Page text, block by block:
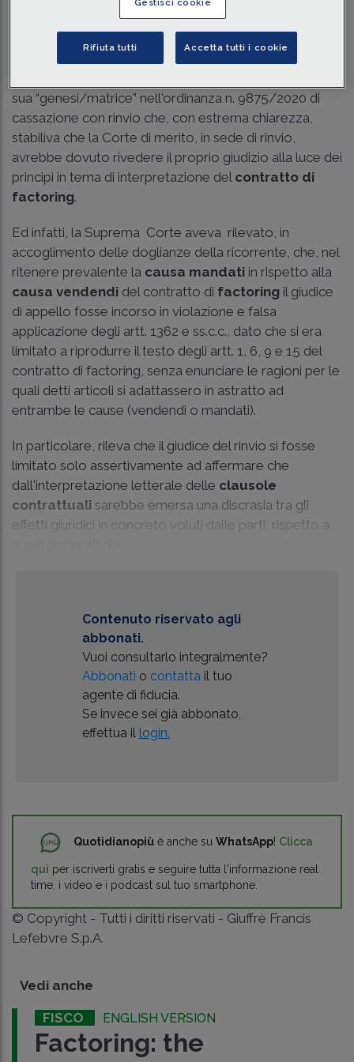
sua “genesi/matrice” nell'ordinanza n. 9875/2020 di
cassazione con rinvio che, con estrema chiarezza,
stabiliva che la Corte di merito, in sede di rinvio,
avrebbe dovuto rivedere il proprio giudizio alla luce dei
principi in tema di interpretazione del contratto di
factoring.
Ed infatti, la Suprema Corte aveva rilevato, in
accoglimento delle doglianze della ricorrente, che, nel
ritenere prevalente la causa mandati in rispetto alla
causa vendendi del contratto di factoring il giudice
di appello fosse incorso in violazione e falsa
applicazione degli artt. 1362 e ss.c.c., dato che si era
limitato a riprodurre il testo degli artt. 1, 6, 9 e 15 del
contratto di factoring, senza enunciare le ragioni per le
quali detti articoli si adattassero in astratto ad
entrambe le cause (vendendi o mandati).
In particolare, rileva che il giudice del rinvio si fosse
limitato solo assertivamente ad affermare che
dall'interpretazione letterale delle clausole
contrattuali sarebbe emersa una discrasia tra gli
effetti giuridici in concreto voluti dalle parti, rispetto a
Contenuto riservato agli
abbonati.
Vuoi consultarlo integralmente?
Abbonati o contatta il tuo
agente di fiducia.
Se invece sei già abbonato,
effettua il login.
Quotidianopiù è anche su WhatsApp! Clicca
qui per iscriverti gratis e seguire tutta l'informazione real
time, i video e i podcast sul tuo smartphone.
© Copyright - Tutti i diritti riservati - Giuffrè Francis
Lefebvre S.p.A.
Vedi anche
FISCO ENGLISH VERSION
Factoring: the
Gestisci cookie
Rifiuta tutti Accetta tutti i cookie